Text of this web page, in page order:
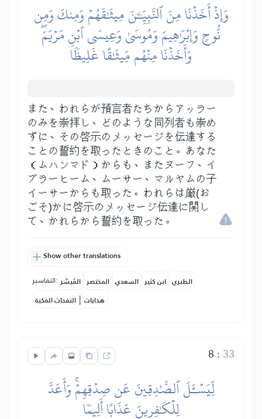
وَإِذۡ أَخَذۡنَا مِنَ ٱلنَّبِيِّـۧنَ مِيثَٰقَهُمۡ وَمِنكَ وَمِن
نُّوحٖ وَإِبۡرَٰهِيمَ وَمُوسَىٰ وَعِيسَى ٱبۡنِ مَرۡيَمَۖ
وَأَخَذۡنَا مِنۡهُم مِّيثَٰقًا غَلِيظٗا
また、われらが預言者たちからアッラー
のみを崇拝し、どのような同列者も崇め
ずに、その啓示のメッセージを伝達する
ことの誓約を取ったときのこと。あなた
（ムハンマド）からも、またヌーフ、イ
ブラーヒーム、ムーサー、マルヤムの子
イーサーからも取った。われらは厳(お
ごそ)かに啓示のメッセージ伝達に関し
て、かれらから誓約を取った。
Show other translations
التفاسير: المُيسَّر المختصر السعدي ابن كثير الطبري
النفحات المكية | هدايات
8 : 33
لِّيَسۡـَٔلَ ٱلصَّٰدِقِينَ عَن صِدۡقِهِمۡۚ وَأَعَدَّ
لِلۡكَٰفِرِينَ عَذَابًا أَلِيمٗا